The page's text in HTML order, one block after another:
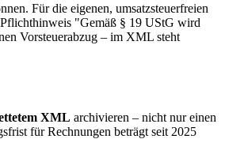
Für die eigenen, umsatzsteuerfreien
"Gemäß § 19 UStG wird
Vorsteuerabzug – im XML steht
XML archivieren – nicht nur einen
für Rechnungen beträgt seit 2025